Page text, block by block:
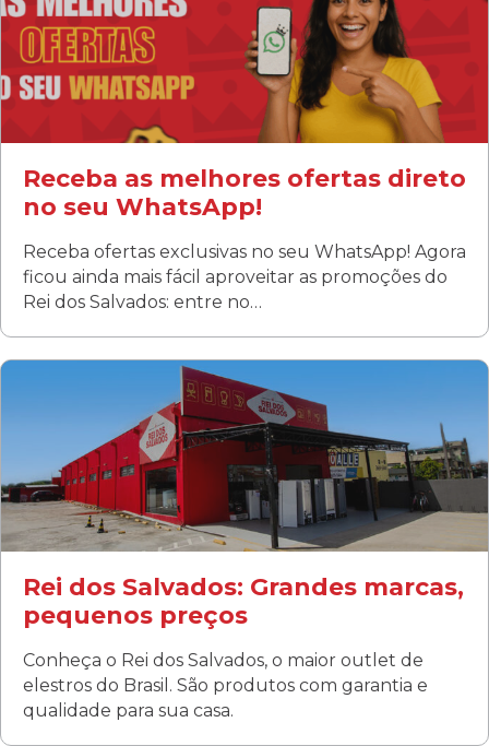
Fanny
Rua Albino Beatriz, 100 - Fanny, Curitiba –PR
Segunda a sábado: 09h00 às 19h00
Domingo: FECHADA
ÚLTIMOS DIAS DE LIQUIDAÇÃO!
(41) 3411-1754
(41) 99249-4620
Receba as melhores ofertas direto
no seu WhatsApp!
Receba ofertas exclusivas no seu WhatsApp! Agora
ficou ainda mais fácil aproveitar as promoções do
Rei dos Salvados: entre no…
Rei dos Salvados: Grandes marcas,
pequenos preços
Conheça o Rei dos Salvados, o maior outlet de
elestros do Brasil. São produtos com garantia e
qualidade para sua casa.